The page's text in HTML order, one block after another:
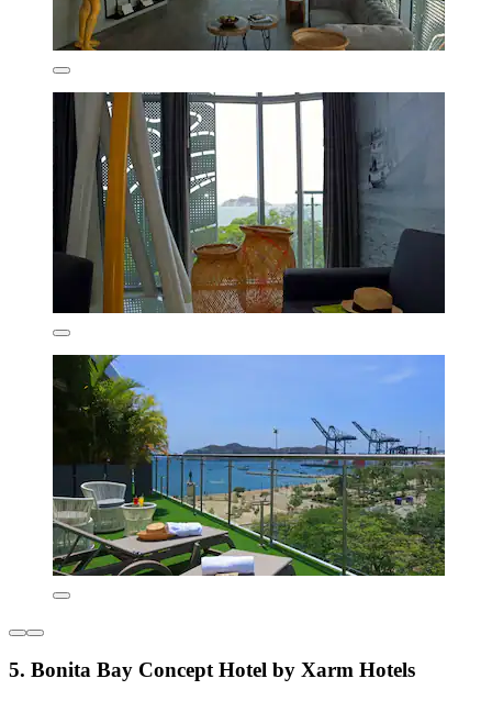
5. Bonita Bay Concept Hotel by Xarm Hotels